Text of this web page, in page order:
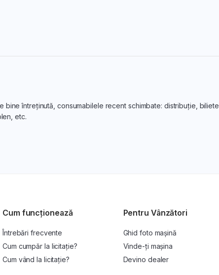
bine întreținută, consumabilele recent schimbate: distribuție, biliete,
etc.
Cum funcționează
Întrebări frecvente
Cum cumpăr la licitație?
Cum vând la licitație?
Pentru Vânzători
Ghid foto mașină
Vinde-ți mașina
Devino dealer